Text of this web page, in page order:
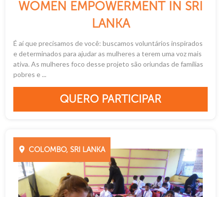
WOMEN EMPOWERMENT IN SRI
LANKA
É aí que precisamos de você: buscamos voluntários inspirados
e determinados para ajudar as mulheres a terem uma voz mais
ativa. As mulheres foco desse projeto são oriundas de famílias
pobres e ...
QUERO PARTICIPAR
COLOMBO, SRI LANKA